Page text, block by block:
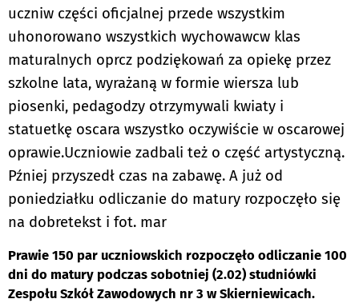
uczniw części oficjalnej przede wszystkim
uhonorowano wszystkich wychowawcw klas
maturalnych oprcz podziękowań za opiekę przez
szkolne lata, wyrażaną w formie wiersza lub
piosenki, pedagodzy otrzymywali kwiaty i
statuetkę oscara wszystko oczywiście w oscarowej
oprawie.Uczniowie zadbali też o część artystyczną.
Pźniej przyszedł czas na zabawę. A już od
poniedziałku odliczanie do matury rozpoczęło się
na dobretekst i fot. mar
Prawie 150 par uczniowskich rozpoczęło odliczanie 100
dni do matury podczas sobotniej (2.02) studniówki
Zespołu Szkół Zawodowych nr 3 w Skierniewicach.